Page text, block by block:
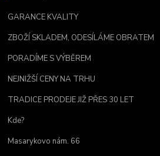
GARANCE KVALITY
ZBOŽÍ SKLADEM, ODESÍLÁME OBRATEM
PORADÍME S VÝBĚREM
NEJNIŽŠÍ CENY NA TRHU
TRADICE PRODEJE JIŽ PŘES 30 LET
Kde?
Masarykovo nám. 66